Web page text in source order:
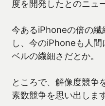
度を開発したとのニュ
今あるiPhoneの倍の繊
し、今のiPhoneも人
ベルの繊細さだとか。
ところで、解像度競争
素数競争を思い出します